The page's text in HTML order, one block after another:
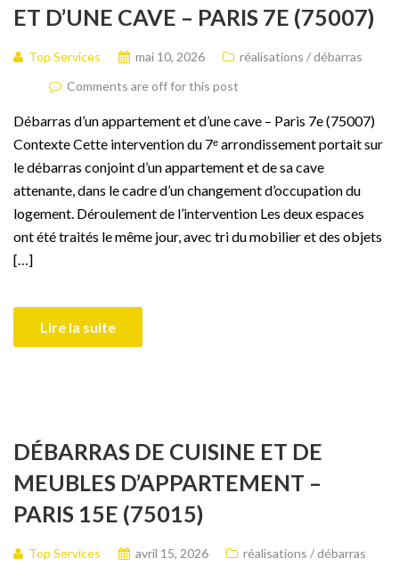
ET D’UNE CAVE – PARIS 7E (75007)
Top Services mai 10, 2026
réalisations / débarras
Comments are off for this post
Débarras d’un appartement et d’une cave – Paris 7e (75007)
Contexte Cette intervention du 7ᵉ arrondissement portait sur
le débarras conjoint d’un appartement et de sa cave
attenante, dans le cadre d’un changement d’occupation du
logement. Déroulement de l’intervention Les deux espaces
ont été traités le même jour, avec tri du mobilier et des objets
[…]
Lire la suite
DÉBARRAS DE CUISINE ET DE
MEUBLES D’APPARTEMENT –
PARIS 15E (75015)
Top Services avril 15, 2026
réalisations / débarras